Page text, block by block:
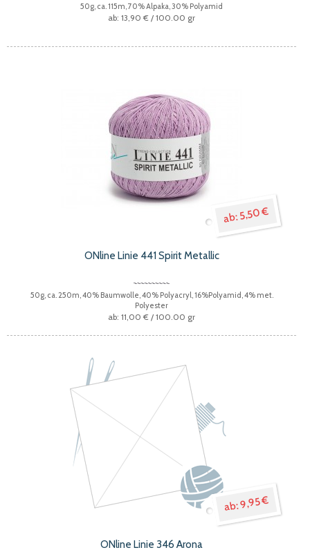
50g, ca. 115m, 70% Alpaka, 30% Polyamid
13,90 € / 100.00 gr
5,50 €
ONline Linie 441 Spirit Metallic
50g, ca. 250m, 40% Baumwolle, 40% Polyacryl, 16%Polyamid, 4% met.
Polyester
11,00 € / 100.00 gr
9,95 €
ONline Linie 346 Arona